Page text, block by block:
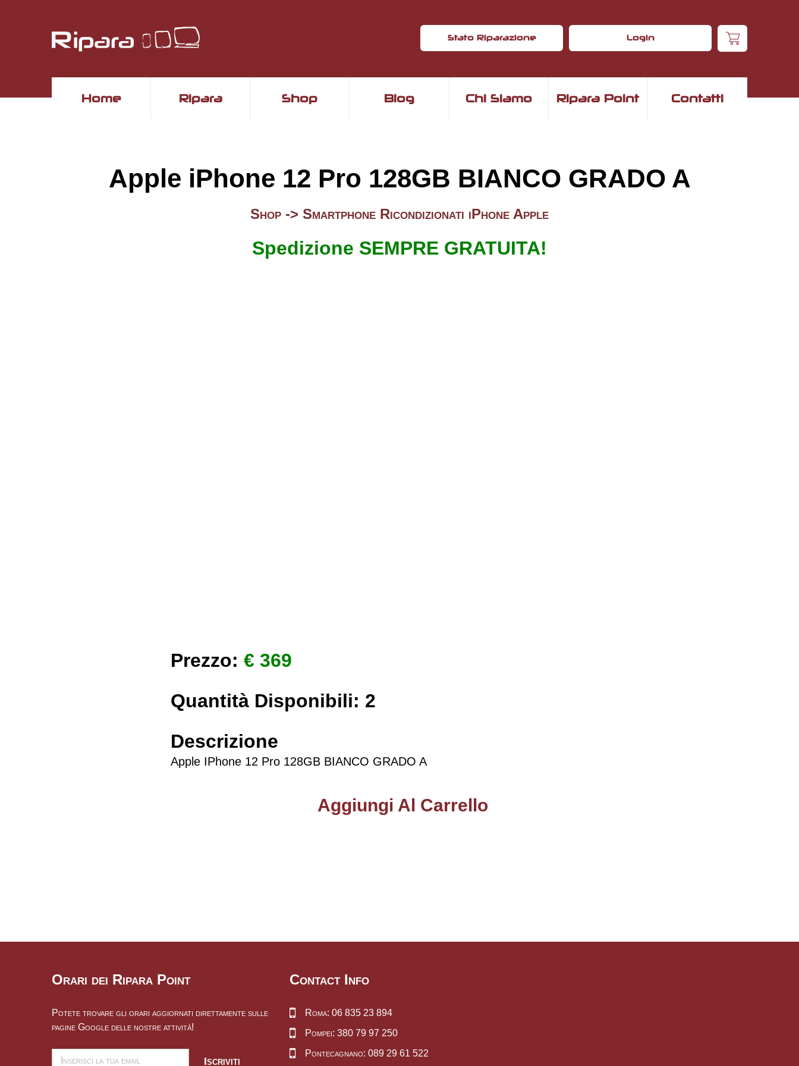
Stato Riparazione Login
Home Ripara Shop Blog Chi Siamo Ripara Point Contatti
Apple iPhone 12 Pro 128GB BIANCO GRADO A
Shop -> Smartphone Ricondizionati iPhone Apple
Spedizione SEMPRE GRATUITA!
Prezzo: € 369
Quantità Disponibili: 2
Descrizione
Apple IPhone 12 Pro 128GB BIANCO GRADO A
Aggiungi Al Carrello
Orari dei Ripara Point
Potete trovare gli orari aggiornati direttamente sulle
pagine Google delle nostre attività!
Iscriviti
Contact Info
Roma: 06 835 23 894
Pompei: 380 79 97 250
Pontecagnano: 089 29 61 522